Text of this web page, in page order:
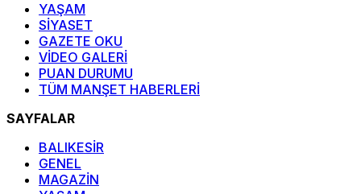
YAŞAM
SİYASET
GAZETE OKU
VİDEO GALERİ
PUAN DURUMU
TÜM MANŞET HABERLERİ
SAYFALAR
BALIKESİR
GENEL
MAGAZİN